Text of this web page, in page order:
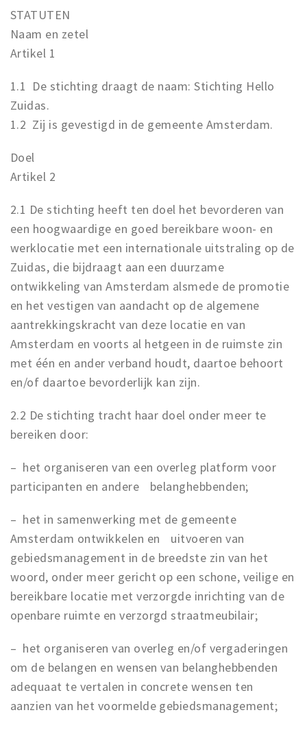
STATUTEN
Naam en zetel
Artikel 1
1.1 De stichting draagt de naam: Stichting Hello
Zuidas.
1.2 Zij is gevestigd in de gemeente Amsterdam.
Doel
Artikel 2
2.1 De stichting heeft ten doel het bevorderen van
een hoogwaardige en goed bereikbare woon- en
werklocatie met een internationale uitstraling op de
Zuidas, die bijdraagt aan een duurzame
ontwikkeling van Amsterdam alsmede de promotie
en het vestigen van aandacht op de algemene
aantrekkingskracht van deze locatie en van
Amsterdam en voorts al hetgeen in de ruimste zin
met één en ander verband houdt, daartoe behoort
en/of daartoe bevorderlijk kan zijn.
2.2 De stichting tracht haar doel onder meer te
bereiken door:
– het organiseren van een overleg platform voor
participanten en andere belanghebbenden;
– het in samenwerking met de gemeente
Amsterdam ontwikkelen en uitvoeren van
gebiedsmanagement in de breedste zin van het
woord, onder meer gericht op een schone, veilige en
bereikbare locatie met verzorgde inrichting van de
openbare ruimte en verzorgd straatmeubilair;
– het organiseren van overleg en/of vergaderingen
om de belangen en wensen van belanghebbenden
adequaat te vertalen in concrete wensen ten
aanzien van het voormelde gebiedsmanagement;